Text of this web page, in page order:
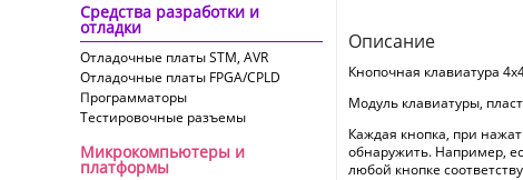
Средства разработки и
отладки
Отладочные платы STM, AVR
Отладочные платы FPGA/CPLD
Программаторы
Тестировочные разъемы
Микрокомпьютеры и
платформы
Описание
Кнопочная клавиатура
Модуль клавиатуры,
Каждая кнопка, при
обнаружить. Например,
любой кнопке